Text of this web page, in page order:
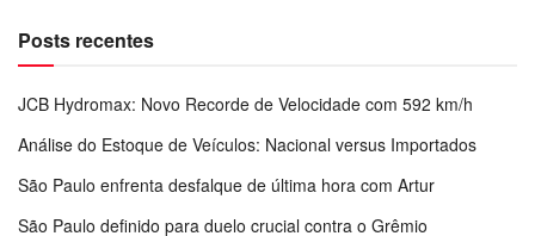
Posts recentes
JCB Hydromax: Novo Recorde de Velocidade com 592 km/h
Análise do Estoque de Veículos: Nacional versus Importados
São Paulo enfrenta desfalque de última hora com Artur
São Paulo definido para duelo crucial contra o Grêmio